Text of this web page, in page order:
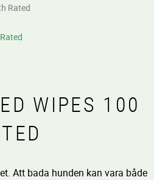
Rated
WIPES 100
Att bada hunden kan vara både